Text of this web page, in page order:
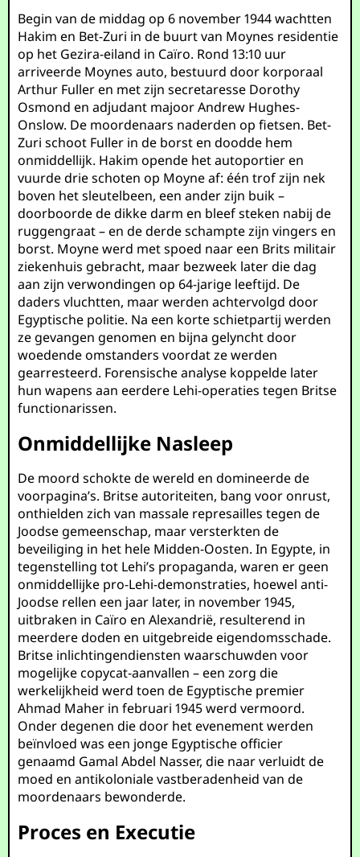
Begin van de middag op 6 november 1944 wachtten
Hakim en Bet-Zuri in de buurt van Moynes residentie
op het Gezira-eiland in Caïro. Rond 13:10 uur
arriveerde Moynes auto, bestuurd door korporaal
Arthur Fuller en met zijn secretaresse Dorothy
Osmond en adjudant majoor Andrew Hughes-
Onslow. De moordenaars naderden op fietsen. Bet-
Zuri schoot Fuller in de borst en doodde hem
onmiddellijk. Hakim opende het autoportier en
vuurde drie schoten op Moyne af: één trof zijn nek
boven het sleutelbeen, een ander zijn buik –
doorboorde de dikke darm en bleef steken nabij de
ruggengraat – en de derde schampte zijn vingers en
borst. Moyne werd met spoed naar een Brits militair
ziekenhuis gebracht, maar bezweek later die dag
aan zijn verwondingen op 64-jarige leeftijd. De
daders vluchtten, maar werden achtervolgd door
Egyptische politie. Na een korte schietpartij werden
ze gevangen genomen en bijna gelyncht door
woedende omstanders voordat ze werden
gearresteerd. Forensische analyse koppelde later
hun wapens aan eerdere Lehi-operaties tegen Britse
functionarissen.
Onmiddellijke Nasleep
De moord schokte de wereld en domineerde de
voorpagina’s. Britse autoriteiten, bang voor onrust,
onthielden zich van massale represailles tegen de
Joodse gemeenschap, maar versterkten de
beveiliging in het hele Midden-Oosten. In Egypte, in
tegenstelling tot Lehi’s propaganda, waren er geen
onmiddellijke pro-Lehi-demonstraties, hoewel anti-
Joodse rellen een jaar later, in november 1945,
uitbraken in Caïro en Alexandrië, resulterend in
meerdere doden en uitgebreide eigendomsschade.
Britse inlichtingendiensten waarschuwden voor
mogelijke copycat-aanvallen – een zorg die
werkelijkheid werd toen de Egyptische premier
Ahmad Maher in februari 1945 werd vermoord.
Onder degenen die door het evenement werden
beïnvloed was een jonge Egyptische officier
genaamd Gamal Abdel Nasser, die naar verluidt de
moed en antikoloniale vastberadenheid van de
moordenaars bewonderde.
Proces en Executie